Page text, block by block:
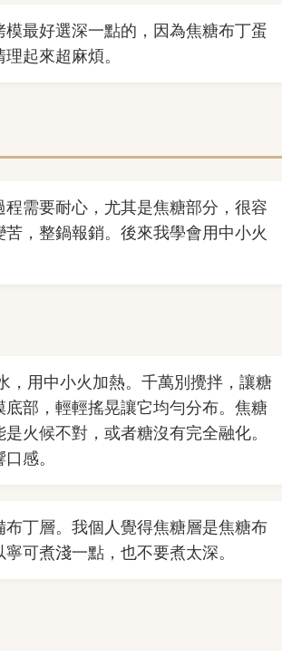
最好選深一點的，因為焦糖布丁蛋
起來超麻煩。
需要耐心，尤其是焦糖部分，很容
，整鍋報銷。後來我學會用中小火
，用中小火加熱。千萬別攪拌，讓糖
部，輕輕搖晃讓它均勻分布。焦糖
火候不對，或者糖沒有完全融化。
感。
丁層。我個人覺得焦糖層是焦糖布
可煮淺一點，也不要煮太深。